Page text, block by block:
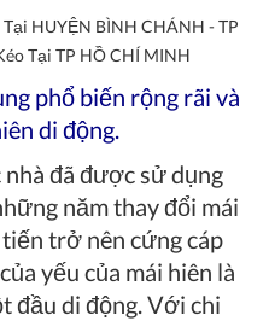
HUYỆN BÌNH CHÁNH - TP
Tại TP HỒ CHÍ MINH
phổ biến rộng rãi và
di động.
đã được sử dụng
năm thay đổi mái
trở nên cứng cáp
yếu của mái hiên là
đầu di động. Với chi